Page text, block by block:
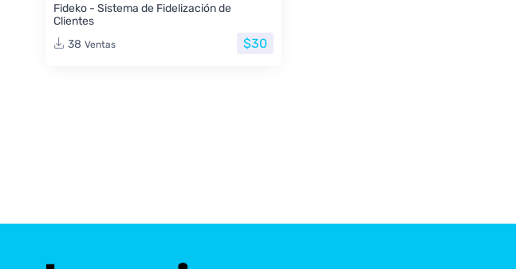
Fideko - Sistema de Fidelización de
Clientes
38 Ventas $30